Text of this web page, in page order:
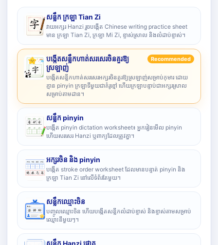
សន្លឹក ក្រឡា Tian Zi
វាយអក្សរ Hanzi រួចបង្កើត Chinese writing practice sheet
មាន ក្រឡា Tian Zi, ក្រឡា Mi Zi, ខ្ទាស់ស្រាល និងលំដាប់ខ្ទាស់។
បង្កើតសន្លឹកហាត់សរសេរចិនគួរឱ្យ
ស្រឡាញ់
Recommended
បង្កើតសន្លឹកហាត់សរសេរអក្សរចិនគួរឱ្យស្រឡាញ់សម្រាប់កុមារ ដោយ
គ្មាន pinyin ក្រឡាទីមួយជាគំរូខ្មៅ ហើយក្រឡាបន្ទាប់ជាអក្សរស្រាល
សម្រាប់តាមដាន។
សន្លឹក pinyin
បង្កើត pinyin dictation worksheet៖ អ្នករៀនមើល pinyin
ហើយសរសេរ Hanzi ឬពាក្យដែលត្រូវគ្នា។
អក្សរចិន និង pinyin
បង្កើត stroke order worksheet ដែលមានបន្ទាត់ pinyin និង
ក្រឡា Tian Zi នៅលើទំព័រតែមួយ។
សន្លឹកឈ្មោះចិន
បញ្ចូលឈ្មោះចិន ហើយបង្កើតសន្លឹកលំដាប់ខ្ទាស់ និងខ្ទាស់តាមសម្រាប់
ឈ្មោះនីមួយៗ។
សន្លឹក Hanzi ផ្តោត